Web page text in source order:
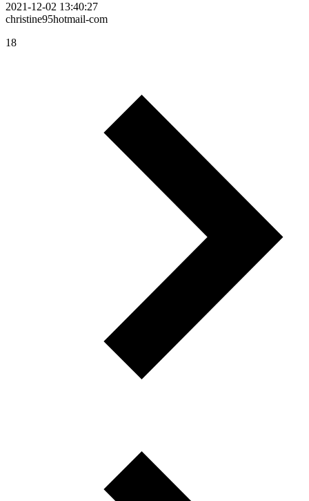
2021-12-02 13:40:27
christine95hotmail-com
18